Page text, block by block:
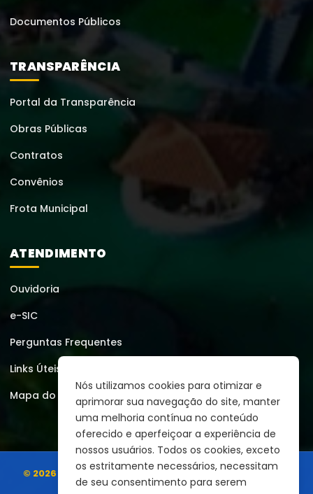
Nós utilizamos cookies para otimizar e
aprimorar sua navegação do site, manter
uma melhoria contínua no conteúdo
oferecido e aperfeiçoar a experiência de
nossos usuários. Todos os cookies, exceto
os estritamente necessários, necessitam
de seu consentimento para serem
Documentos Públicos
TRANSPARÊNCIA
Portal da Transparência
Obras Públicas
Contratos
Convênios
Frota Municipal
ATENDIMENTO
Ouvidoria
e-SIC
Perguntas Frequentes
Links Úteis
Mapa do Site
© 2026 | Prefeitura Municipal de MontezumaTodos os
direitos reservados.